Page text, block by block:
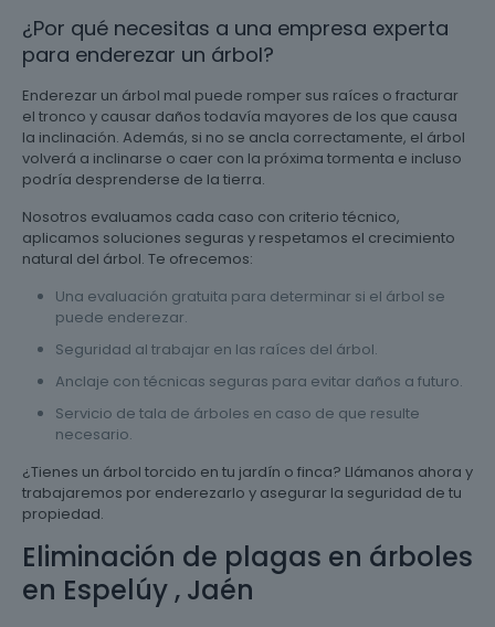
¿Por qué necesitas a una empresa experta
para enderezar un árbol?
Enderezar un árbol mal puede romper sus raíces o fracturar
el tronco y causar daños todavía mayores de los que causa
la inclinación. Además, si no se ancla correctamente, el árbol
volverá a inclinarse o caer con la próxima tormenta e incluso
podría desprenderse de la tierra.
Nosotros evaluamos cada caso con criterio técnico,
aplicamos soluciones seguras y respetamos el crecimiento
natural del árbol. Te ofrecemos:
Una evaluación gratuita para determinar si el árbol se
puede enderezar.
Seguridad al trabajar en las raíces del árbol.
Anclaje con técnicas seguras para evitar daños a futuro.
Servicio de tala de árboles en caso de que resulte
necesario.
¿Tienes un árbol torcido en tu jardín o finca? Llámanos ahora y
trabajaremos por enderezarlo y asegurar la seguridad de tu
propiedad.
Eliminación de plagas en árboles
en Espelúy , Jaén